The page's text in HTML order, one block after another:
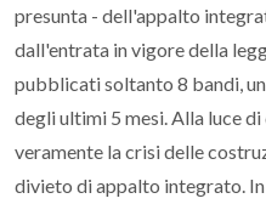
presunta - dell'appalto
dall'entrata in vigore della
pubblicati soltanto 8 bandi,
degli ultimi 5 mesi. Alla luce
veramente la crisi delle
divieto di appalto integrato.